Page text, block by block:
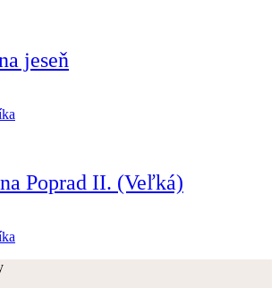
jeseň
Poprad II. (Veľká)